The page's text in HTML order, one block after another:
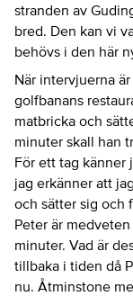
stranden av
bred. Den kan vi
behövs i den här
När intervjuerna
golfbanans
matbricka och
minuter skall han
För ett tag känner
jag erkänner att
och sätter sig och
Peter är
minuter. Vad är
tillbaka i tiden då
nu. Åtminstone